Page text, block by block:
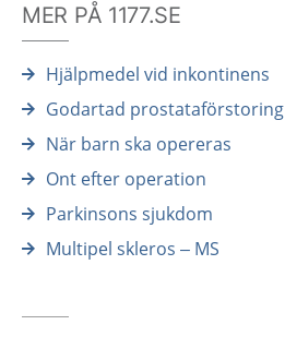
MER PÅ 1177.SE
Hjälpmedel vid inkontinens
Godartad prostataförstoring
När barn ska opereras
Ont efter operation
Parkinsons sjukdom
Multipel skleros – MS